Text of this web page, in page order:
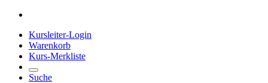
Kursleiter-Login
Warenkorb
Kurs-Merkliste
Suche